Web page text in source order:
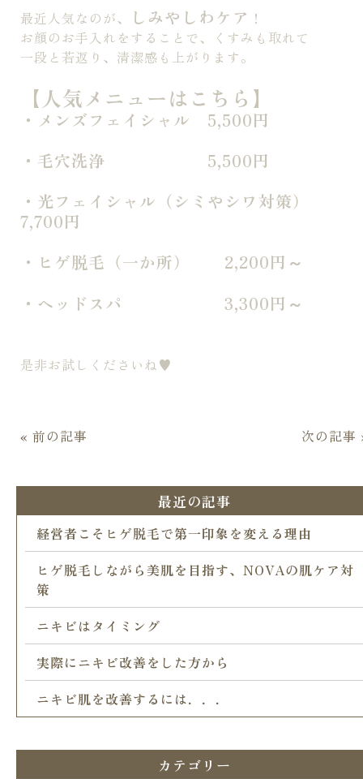
最近人気なのが、 しみやしわケア ！
お顔のお手入れをすることで、くすみも取れて
一段と若返り、清潔感も上がります。
【人気メニューはこちら】
・メンズフェイシャル 5,500円
・毛穴洗浄 5,500円
・光フェイシャル（シミやシワ対策）
7,700円
・ヒゲ脱毛（一か所） 2,200円～
・ヘッドスパ 3,300円～
是非お試しくださいね♥
« 前の記事 次の記事
最近の記事
経営者こそヒゲ脱毛で第一印象を変える理由
ヒゲ脱毛しながら美肌を目指す、NOVAの肌ケア対
策
ニキビはタイミング
実際にニキビ改善をした方から
ニキビ肌を改善するには．．．
カテゴリー